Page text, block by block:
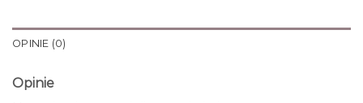
OPINIE (0)
Opinie